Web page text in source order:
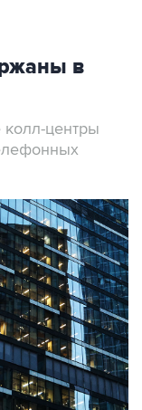
в
колл-центры